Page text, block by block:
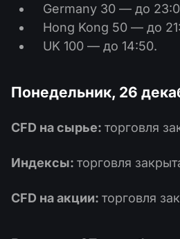
Germany 30 — до
Hong Kong 50 — до
UK 100 — до 14:50.
Понедельник, 26
CFD на сырье: торговля
Индексы: торговля
CFD на акции: торговля